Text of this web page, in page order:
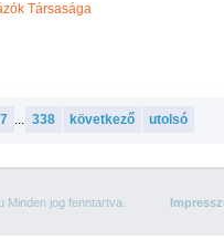
Társasága
7 ... 338 következő utolsó
jog fenntartva.